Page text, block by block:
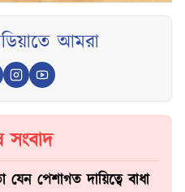
আমরা
সংবাদ
পেশাগত দায়িত্বে বাধা